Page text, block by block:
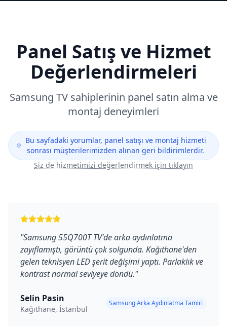
Panel Satış ve Hizmet
Değerlendirmeleri
Samsung TV sahiplerinin panel satın alma ve
montaj deneyimleri
Bu sayfadaki yorumlar, panel satışı ve montaj hizmeti
sonrası müşterilerimizden alınan geri bildirimlerdir.
Siz de hizmetimizi değerlendirmek için tıklayın
"Samsung 55Q700T TV'de arka aydınlatma
zayıflamıştı, görüntü çok solgunda. Kağıthane'den
gelen teknisyen LED şerit değişimi yaptı. Parlaklık ve
kontrast normal seviyeye döndü."
Selin Pasin
Kağıthane, İstanbul
Samsung Arka Aydınlatma Tamiri